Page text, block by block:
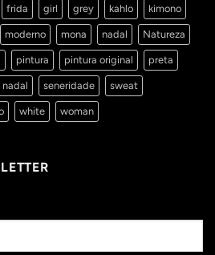
frida girl grey kahlo kimono
moderno mona nadal Natureza
pintura pintura original preta
nadal seneridade sweat
white woman